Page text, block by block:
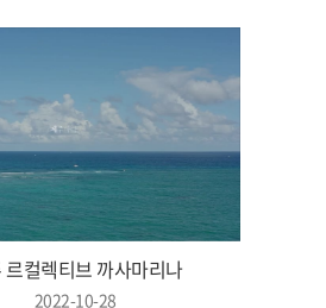
르컬렉티브 까사마리나
2022-10-28